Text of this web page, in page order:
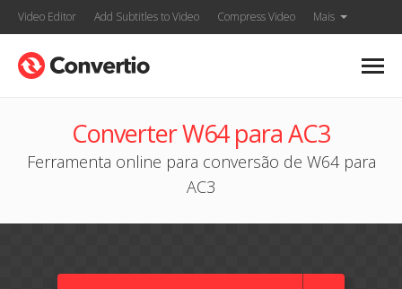
Video Editor Add Subtitles to Video Compress Video Mais
Converter W64 para AC3
Ferramenta online para conversão de W64 para
AC3